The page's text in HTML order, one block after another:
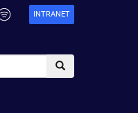
INTRANET